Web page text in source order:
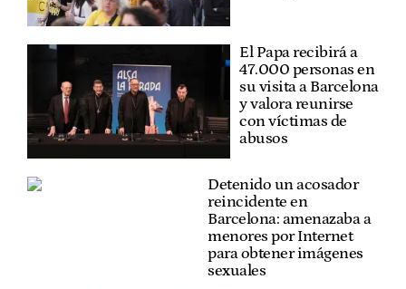
El Papa recibirá a
47.000 personas en
su visita a Barcelona
y valora reunirse
con víctimas de
abusos
Detenido un acosador
reincidente en
Barcelona: amenazaba a
menores por Internet
para obtener imágenes
sexuales